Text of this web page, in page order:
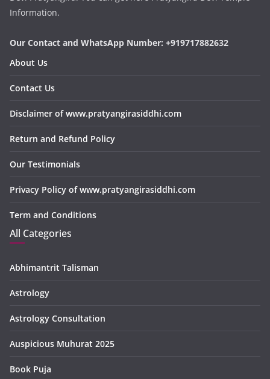
Information.
Our Contact and WhatsApp Number: +919717882632
About Us
Contact Us
Disclaimer of www.pratyangirasiddhi.com
Return and Refund Policy
Our Testimonials
Privacy Policy of www.pratyangirasiddhi.com
Term and Conditions
All Categories
Abhimantrit Talisman
Astrology
Astrology Consultation
Auspicious Muhurat 2025
Book Puja